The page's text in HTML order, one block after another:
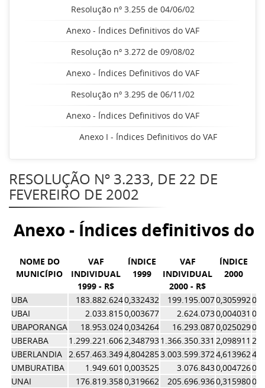
Resolução nº 3.255 de 04/06/02
Anexo - Índices Definitivos do VAF
Resolução nº 3.272 de 09/08/02
Anexo - Índices Definitivos do VAF
Resolução nº 3.295 de 06/11/02
Anexo - Índices Definitivos do VAF
Anexo I - Índices Definitivos do VAF
RESOLUÇÃO Nº 3.233, DE 22 DE
FEVEREIRO DE 2002
Anexo - Índices definitivos do
NOME DO
MUNICÍPIO
VAF
INDIVIDUAL
1999 - R$
ÍNDICE
1999
VAF
INDIVIDUAL
2000 - R$
ÍNDICE
2000
UBA
183.882.6240,332432 199.195.0070,305992
UBAI
2.033.8150,003677 2.624.0730,004031
UBAPORANGA
18.953.0240,034264 16.293.0870,025029
UBERABA
1.299.221.6062,3487931.366.350.331 2,098911
UBERLANDIA 2.657.463.3494,8042853.003.599.3724,613962
UMBURATIBA
1.949.601 0,003525 3.076.8430,004726
UNAI
176.819.3580,319662 205.696.9360,315980